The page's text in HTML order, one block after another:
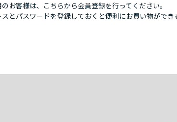
お客様は、こちらから会員登録を行ってください。
とパスワードを登録しておくと便利にお買い物ができ